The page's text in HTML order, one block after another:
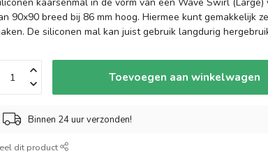
90x90 breed bij 86 mm hoog. Hiermee kunt gemakkelijk
De siliconen mal kan juist gebruik langdurig
Toevoegen aan winkelwagen
Binnen 24 uur verzonden!
dit product